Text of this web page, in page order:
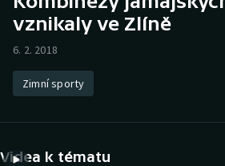
Hokej
Atletika
vznikaly ve Zlíně
6. 2. 2018
Zimní sporty
Videa k tématu